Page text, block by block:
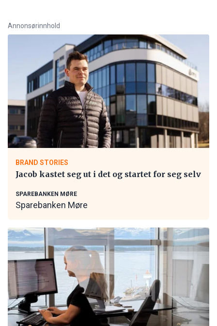
Annonsørinnhold
BRAND STORIES
Jacob kastet seg ut i det og startet for seg selv
SPAREBANKEN MØRE
Sparebanken Møre